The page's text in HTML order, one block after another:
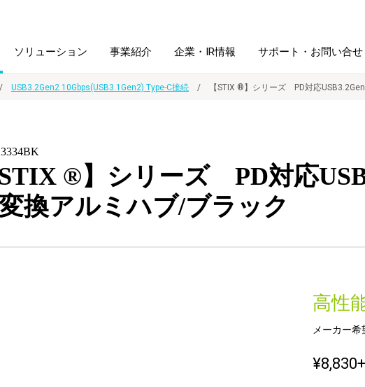
ノート・紙製品
ファイル・
ホルダー用品
ソリューション
学校ソリューション
事業紹介 企業・IR情報
沿革
サポート・お問い合せ
USB3.2Gen2 10Gbps(USB3.1Gen2) Type-C接続 【STIX ®】シリーズ PD対応
STIX ®】シリーズ PD対応
変換アルミハブ/ブラック
高性
メーカー
¥8,830